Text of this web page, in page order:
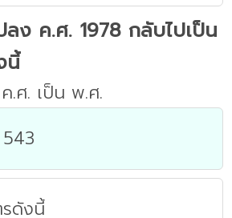
ลง ค.ศ. 1978 กลับไปเป็น
นี้
.ศ. เป็น พ.ศ.
ดังนี้